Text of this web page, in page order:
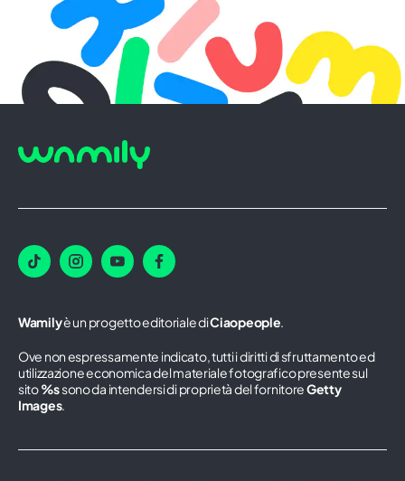
Wamilyè un progetto editoriale diCiaopeople.
Ove non espressamente indicato, tutti i diritti di sfruttamento ed
utilizzazione economica del materiale fotografico presente sul
sito%ssono da intendersi di proprietà del fornitoreGetty
Images.